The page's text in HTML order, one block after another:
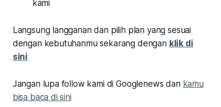
kami
Langsung langganan dan pilih plan yang sesuai
dengan kebutuhanmu sekarang dengan klik di
sini
Jangan lupa follow kami di Googlenews dan kamu
bisa baca di sini